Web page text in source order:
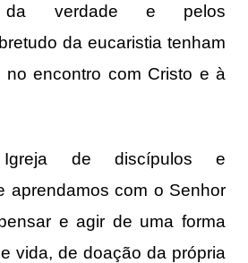
da verdade e pelos
da eucaristia tenham
encontro com Cristo e à
de discípulos e
aprendamos com o Senhor
e agir de uma forma
vida, de doação da própria